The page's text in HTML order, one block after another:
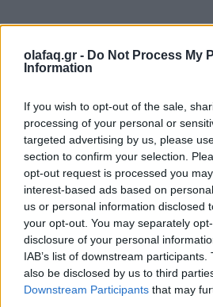
olafaq.gr - Do Not Process My
Information
If you wish to opt-out of the sale,
processing of your personal or
targeted advertising by us, please
section to confirm your selection.
opt-out request is processed you
interest-based ads based on
us or personal information disclosed
your opt-out. You may separately
disclosure of your personal
IAB’s list of downstream
also be disclosed by us to third
Downstream Participants that may
➪Ακολουθήστε το OLAFAQ
στοFacebook, Bluesky και
στο Google